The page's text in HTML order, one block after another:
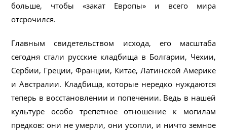
больше, чтобы «закат Европы» и всего мира
отсрочился.
Главным свидетельством исхода, его масштаба
сегодня стали русские кладбища в Болгарии, Чехии,
Сербии, Греции, Франции, Китае, Латинской Америке
и Австралии. Кладбища, которые нередко нуждаются
теперь в восстановлении и попечении. Ведь в нашей
культуре особо трепетное отношение к могилам
предков: они не умерли, они усопли, и ничто земное